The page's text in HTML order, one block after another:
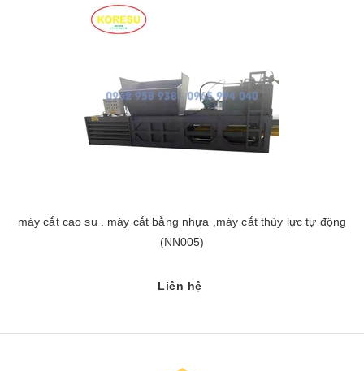
máy cắt cao su . máy cắt bằng nhựa ,máy cắt thủy lực tự động
(NN005)
Liên hệ